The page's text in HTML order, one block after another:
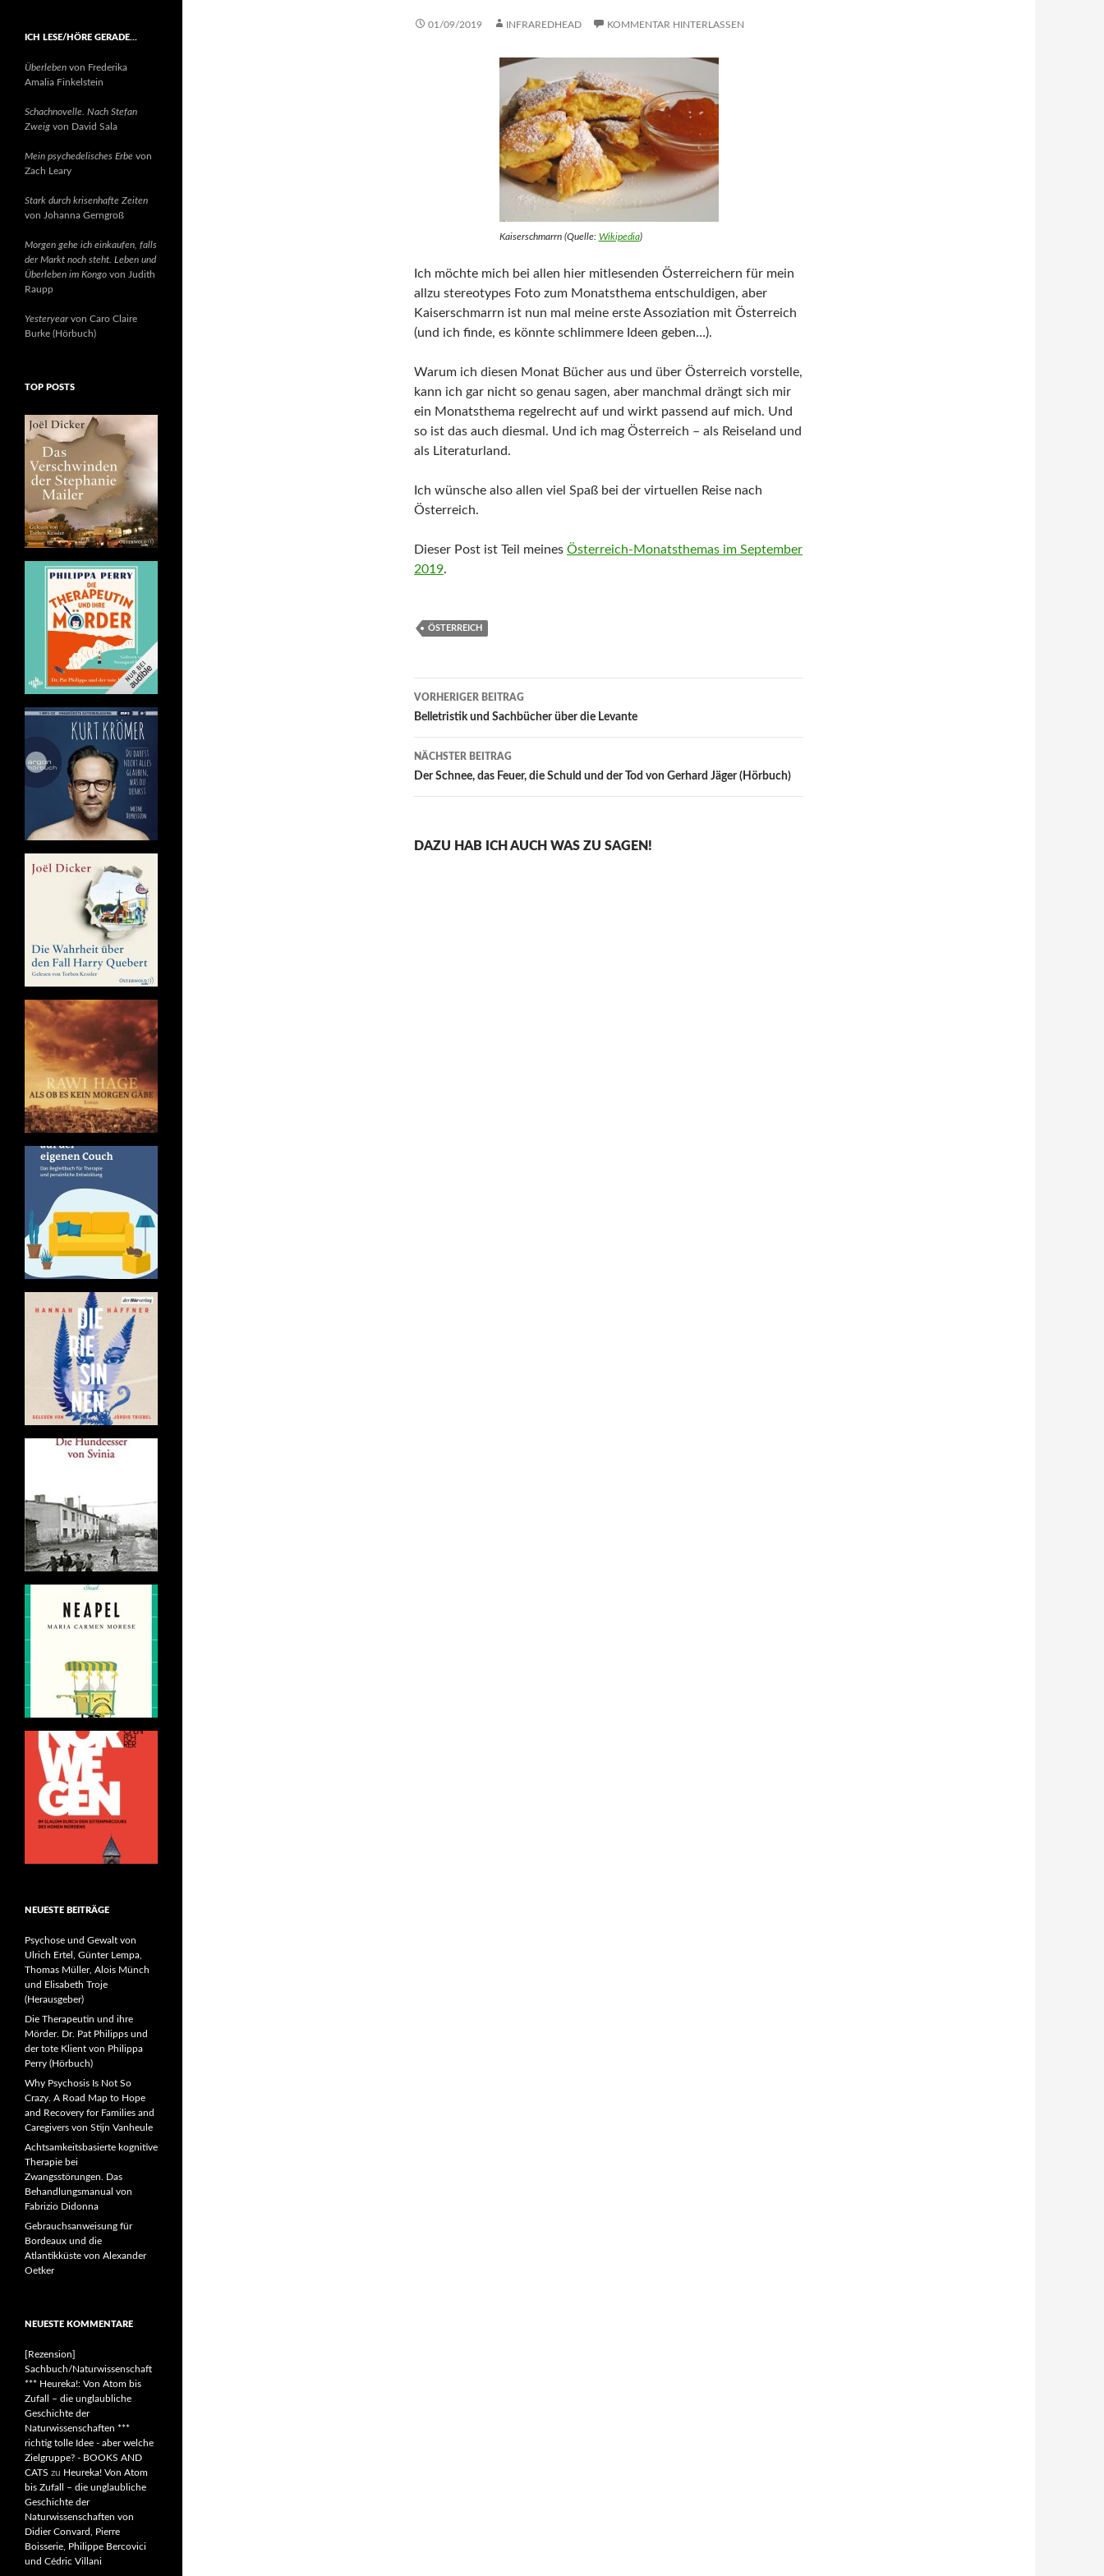
01/09/2019 INFRAREDHEAD KOMMENTAR HINTERLASSEN
Kaiserschmarrn (Quelle: Wikipedia)
Ich möchte mich bei allen hier mitlesenden Österreichern für mein
allzu stereotypes Foto zum Monatsthema entschuldigen, aber
Kaiserschmarrn ist nun mal meine erste Assoziation mit Österreich
(und ich finde, es könnte schlimmere Ideen geben…).
Warum ich diesen Monat Bücher aus und über Österreich vorstelle,
kann ich gar nicht so genau sagen, aber manchmal drängt sich mir
ein Monatsthema regelrecht auf und wirkt passend auf mich. Und
so ist das auch diesmal. Und ich mag Österreich – als Reiseland und
als Literaturland.
Ich wünsche also allen viel Spaß bei der virtuellen Reise nach
Österreich.
Dieser Post ist Teil meines Österreich-Monatsthemas im September
2019.
ÖSTERREICH
Beitragsnavigation
VORHERIGER BEITRAG
Belletristik und Sachbücher über die Levante
NÄCHSTER BEITRAG
Der Schnee, das Feuer, die Schuld und der Tod von Gerhard Jäger (Hörbuch)
DAZU HAB ICH AUCH WAS ZU SAGEN!
ICH LESE/HÖRE GERADE…
Überleben von Frederika
Amalia Finkelstein
Schachnovelle. Nach Stefan
Zweig von David Sala
Mein psychedelisches Erbe von
Zach Leary
Stark durch krisenhafte Zeiten
von Johanna Gerngroß
Morgen gehe ich einkaufen, falls
der Markt noch steht. Leben und
Überleben im Kongo von Judith
Raupp
Yesteryearvon Caro Claire
Burke (Hörbuch)
TOP POSTS
NEUESTE BEITRÄGE
Psychose und Gewalt von
Ulrich Ertel, Günter Lempa,
Thomas Müller, Alois Münch
und Elisabeth Troje
(Herausgeber)
Die Therapeutin und ihre
Mörder. Dr. Pat Philipps und
der tote Klient von Philippa
Perry (Hörbuch)
Why Psychosis Is Not So
Crazy. A Road Map to Hope
and Recovery for Families and
Caregivers von Stijn Vanheule
Achtsamkeitsbasierte kognitive
Therapie bei
Zwangsstörungen. Das
Behandlungsmanual von
Fabrizio Didonna
Gebrauchsanweisung für
Bordeaux und die
Atlantikküste von Alexander
Oetker
NEUESTE KOMMENTARE
[Rezension]
Sachbuch/Naturwissenschaft
*** Heureka!: Von Atom bis
Zufall – die unglaubliche
Geschichte der
Naturwissenschaften ***
richtig tolle Idee - aber welche
Zielgruppe? - BOOKS AND
CATS zu Heureka! Von Atom
bis Zufall – die unglaubliche
Geschichte der
Naturwissenschaften von
Didier Convard, Pierre
Boisserie, Philippe Bercovici
und Cédric Villani